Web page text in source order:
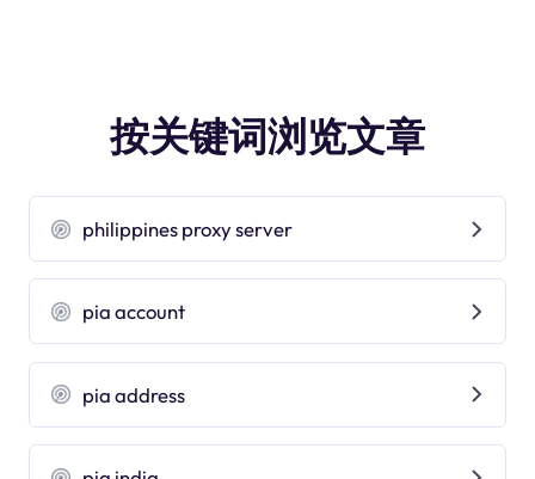
按关键词浏览文章
philippines proxy server
pia account
pia address